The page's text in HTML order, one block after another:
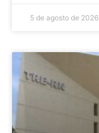
5 de agosto de 2026